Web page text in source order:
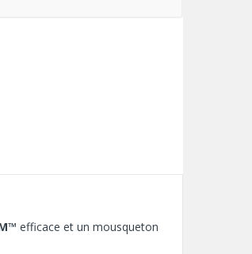
efficace et un mousqueton